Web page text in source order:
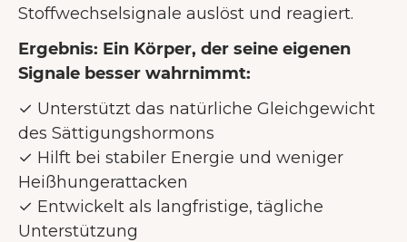
Stoffwechselsignale auslöst und reagiert.
Ergebnis: Ein Körper, der seine eigenen
Signale besser wahrnimmt:
✓ Unterstützt das natürliche Gleichgewicht
des Sättigungshormons
✓ Hilft bei stabiler Energie und weniger
Heißhungerattacken
✓ Entwickelt als langfristige, tägliche
Unterstützung